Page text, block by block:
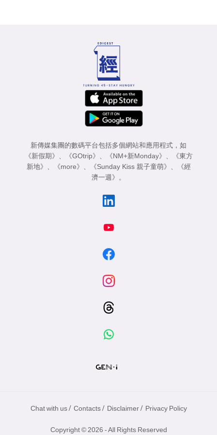
新傳媒集團的數碼平台包括多個網站和應用程式，如
《新假期》
《GOtrip》 《NM+新Monday》
《東方
新地》
《more》 《Sunday Kiss 親子童萌》
《經
濟一週》
。
Chat with us / Contacts / Disclaimer / Privacy Policy
Copyright © 2026 - All Rights Reserved